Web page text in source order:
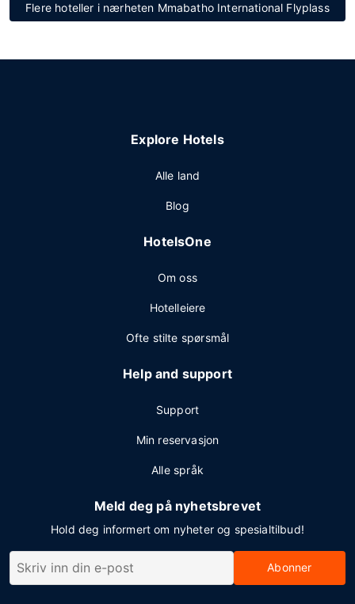
Flere hoteller i nærheten Mmabatho International Flyplass
Explore Hotels
Alle land
Blog
HotelsOne
Om oss
Hotelleiere
Ofte stilte spørsmål
Help and support
Support
Min reservasjon
Alle språk
Meld deg på nyhetsbrevet
Hold deg informert om nyheter og spesialtilbud!
Abonner